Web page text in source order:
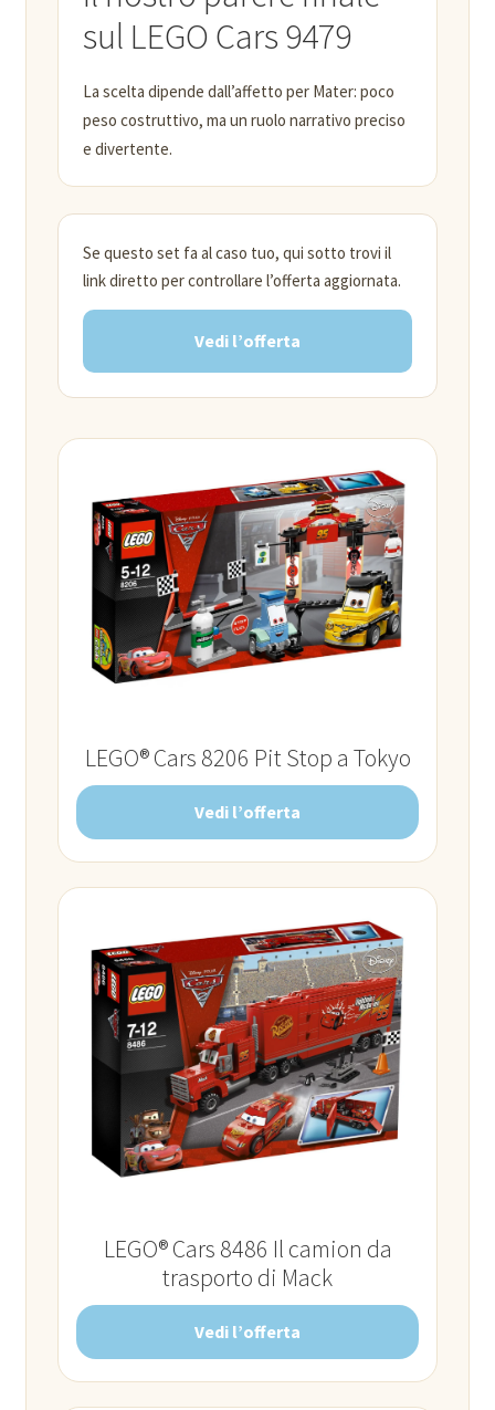
sul LEGO Cars 9479
La scelta dipende dall’affetto per Mater: poco
peso costruttivo, ma un ruolo narrativo preciso
e divertente.
Se questo set fa al caso tuo, qui sotto trovi il
link diretto per controllare l’offerta aggiornata.
Vedi l’offerta
LEGO® Cars 8206 Pit Stop a Tokyo
Vedi l’offerta
LEGO® Cars 8486 Il camion da
trasporto di Mack
Vedi l’offerta